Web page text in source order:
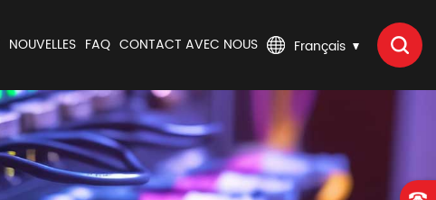
Français
NOUVELLES FAQ CONTACT AVEC NOUS